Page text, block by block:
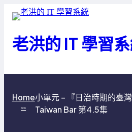
老洪的 IT 學習
Home
>>
小單元 – 『日治時期的臺
Taiwan Bar 第4.5集